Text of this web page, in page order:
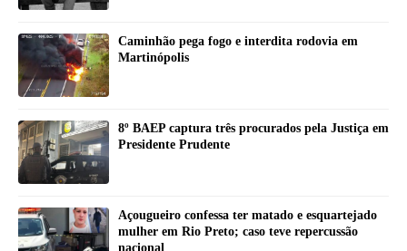
Caminhão pega fogo e interdita rodovia em
Martinópolis
8º BAEP captura três procurados pela Justiça em
Presidente Prudente
Açougueiro confessa ter matado e esquartejado
mulher em Rio Preto; caso teve repercussão
nacional